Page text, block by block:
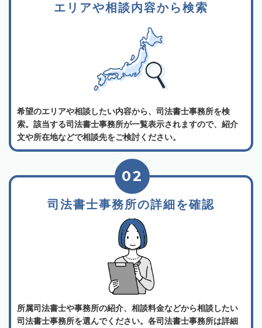
エリアや相談内容から検索
希望のエリアや相談したい内容から、司法書士事務所を検
索。該当する司法書士事務所が一覧表示されますので、紹介
文や所在地などで相談先をご検討ください。
司法書士事務所の詳細を確認
02
所属司法書士や事務所の紹介、相談料金などから相談したい
司法書士事務所を選んでください。各司法書士事務所は詳細